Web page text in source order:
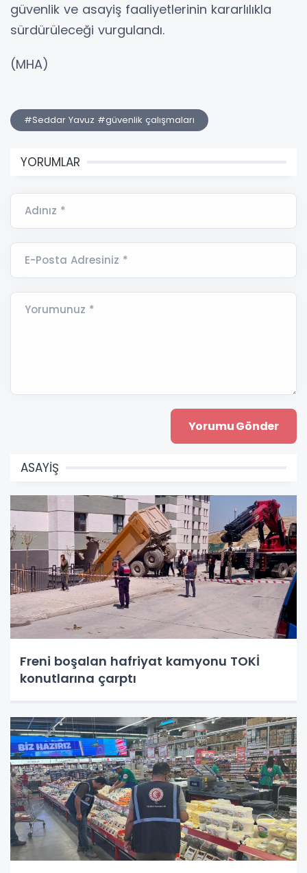
güvenlik ve asayiş faaliyetlerinin kararlılıkla
sürdürüleceği vurgulandı.
(MHA)
#Seddar Yavuz #güvenlik çalışmaları
YORUMLAR
Adınız *
E-Posta Adresiniz *
Yorumunuz *
ASAYİŞ
Freni boşalan hafriyat kamyonu TOKİ
konutlarına çarptı